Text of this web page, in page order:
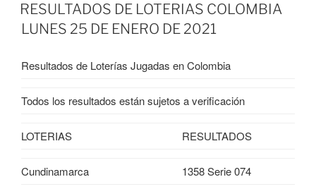
EL
RESULTADOS DE LOTERIAS COLOMBIA
LUNES 25 DE ENERO DE 2021
Resultados de Loterías Jugadas en Colombia
Todos los resultados están sujetos a verificación
LOTERIAS RESULTADOS
Cundinamarca
1358 Serie 074